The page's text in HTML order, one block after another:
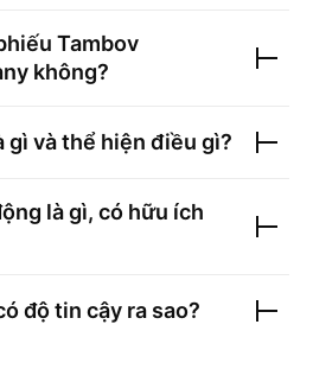
Tambov
không?
gì và thể hiện điều gì?
là gì, có hữu ích
độ tin cậy ra sao?